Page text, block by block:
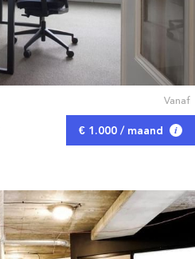
Vanaf
€ 1.000 / maand